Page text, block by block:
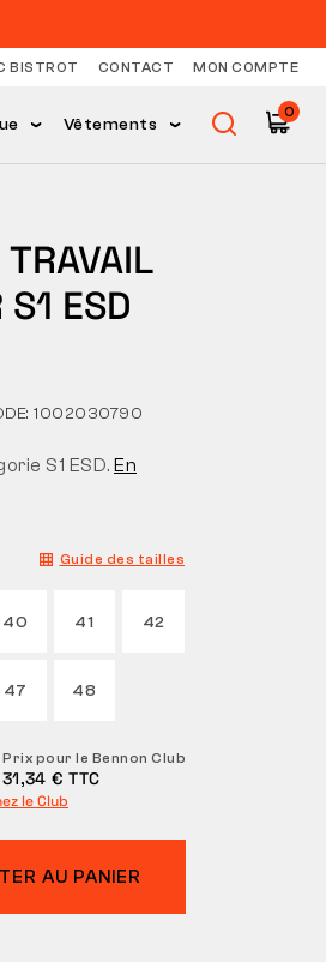
BISTROT CONTACT MON COMPTE
Vêtements
0
ESD
1002030790
Guide des tailles
40 41 42
47 48
Prix pour le Bennon Club
31,34 € TTC
le Club
AU PANIER
S1 ESD. En